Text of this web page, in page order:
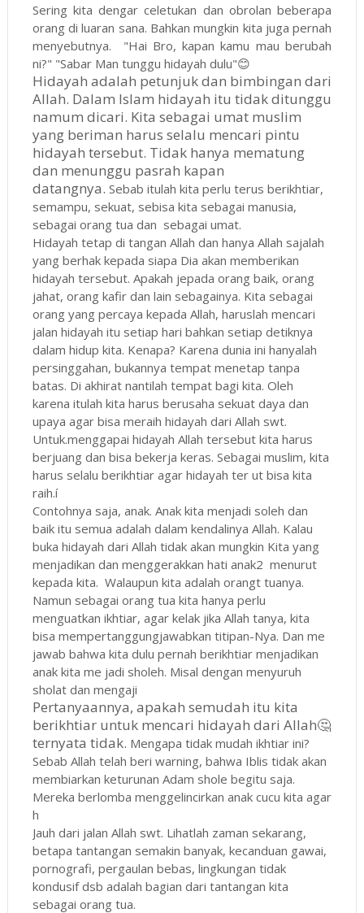
Sering kita dengar celetukan dan obrolan beberapa
orang di luaran sana. Bahkan mungkin kita juga pernah
menyebutnya. "Hai Bro, kapan kamu mau berubah
ni?" "Sabar Man tunggu hidayah dulu"😊
Hidayah adalah petunjuk dan bimbingan dari
Allah. Dalam Islam hidayah itu tidak ditunggu
namum dicari. Kita sebagai umat muslim
yang beriman harus selalu mencari pintu
hidayah tersebut. Tidak hanya mematung
dan menunggu pasrah kapan
datangnya. Sebab itulah kita perlu terus berikhtiar,
semampu, sekuat, sebisa kita sebagai manusia,
sebagai orang tua dan sebagai umat.
Hidayah tetap di tangan Allah dan hanya Allah sajalah
yang berhak kepada siapa Dia akan memberikan
hidayah tersebut. Apakah jepada orang baik, orang
jahat, orang kafir dan lain sebagainya. Kita sebagai
orang yang percaya kepada Allah, haruslah mencari
jalan hidayah itu setiap hari bahkan setiap detiknya
dalam hidup kita. Kenapa? Karena dunia ini hanyalah
persinggahan, bukannya tempat menetap tanpa
batas. Di akhirat nantilah tempat bagi kita. Oleh
karena itulah kita harus berusaha sekuat daya dan
upaya agar bisa meraih hidayah dari Allah swt.
Untuk.menggapai hidayah Allah tersebut kita harus
berjuang dan bisa bekerja keras. Sebagai muslim, kita
harus selalu berikhtiar agar hidayah ter ut bisa kita
raih.í
Contohnya saja, anak. Anak kita menjadi soleh dan
baik itu semua adalah dalam kendalinya Allah. Kalau
buka hidayah dari Allah tidak akan mungkin Kita yang
menjadikan dan menggerakkan hati anak2 menurut
kepada kita. Walaupun kita adalah orangt tuanya.
Namun sebagai orang tua kita hanya perlu
menguatkan ikhtiar, agar kelak jika Allah tanya, kita
bisa mempertanggungjawabkan titipan-Nya. Dan me
jawab bahwa kita dulu pernah berikhtiar menjadikan
anak kita me jadi sholeh. Misal dengan menyuruh
sholat dan mengaji
Pertanyaannya, apakah semudah itu kita
berikhtiar untuk mencari hidayah dari Allah🤔
ternyata tidak. Mengapa tidak mudah ikhtiar ini?
Sebab Allah telah beri warning, bahwa Iblis tidak akan
membiarkan keturunan Adam shole begitu saja.
Mereka berlomba menggelincirkan anak cucu kita agar
h
Jauh dari jalan Allah swt. Lihatlah zaman sekarang,
betapa tantangan semakin banyak, kecanduan gawai,
pornografi, pergaulan bebas, lingkungan tidak
kondusif dsb adalah bagian dari tantangan kita
sebagai orang tua.